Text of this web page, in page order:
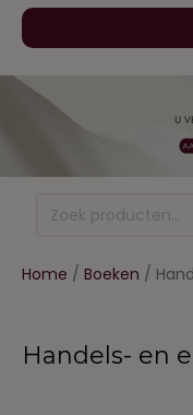
Zoeken
naar:
Home / Boeken /
Handels- en